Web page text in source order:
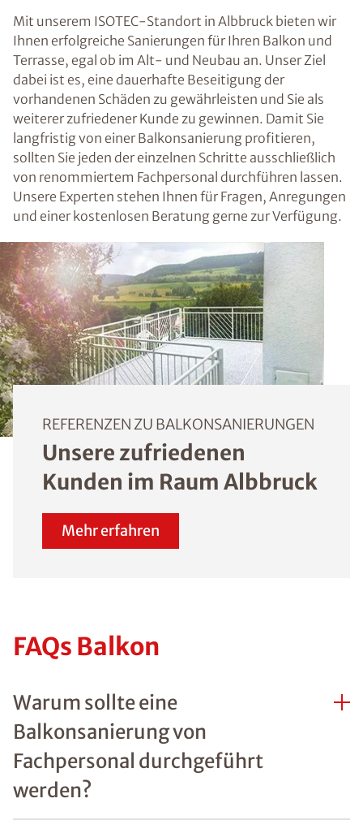
Mit unserem ISOTEC-Standort in Albbruck bieten wir
Ihnen erfolgreiche Sanierungen für Ihren Balkon und
Terrasse, egal ob im Alt- und Neubau an. Unser Ziel
dabei ist es, eine dauerhafte Beseitigung der
vorhandenen Schäden zu gewährleisten und Sie als
weiterer zufriedener Kunde zu gewinnen. Damit Sie
langfristig von einer Balkonsanierung profitieren,
sollten Sie jeden der einzelnen Schritte ausschließlich
von renommiertem Fachpersonal durchführen lassen.
Unsere Experten stehen Ihnen für Fragen, Anregungen
und einer kostenlosen Beratung gerne zur Verfügung.
REFERENZEN ZU BALKONSANIERUNGEN
Unsere zufriedenen
Kunden im Raum Albbruck
Mehr erfahren
FAQs Balkon
Warum sollte eine
Balkonsanierung von
Fachpersonal durchgeführt
werden?